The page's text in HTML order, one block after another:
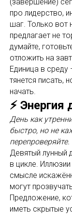
про лидерство,
шаг. Только вот
предлагает не
думайте,
отложить на
Единица в среду
тянется писать,
начать.
⚡ Энергия
День как
быстро, но не
перепроверяйте.
Девятый лунный
в цикле.
смысле
могут
Предложение,
иметь скрытые